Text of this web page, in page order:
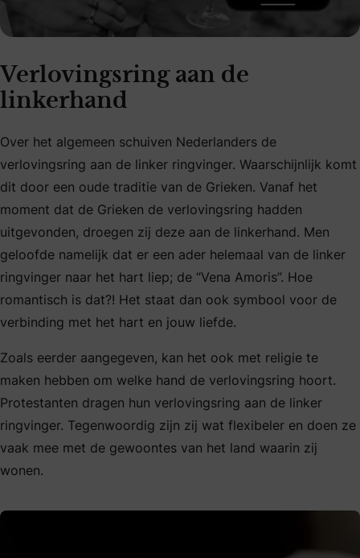
Verlovingsring aan de
linkerhand
Over het algemeen schuiven Nederlanders de
verlovingsring aan de linker ringvinger. Waarschijnlijk komt
dit door een oude traditie van de Grieken. Vanaf het
moment dat de Grieken de verlovingsring hadden
uitgevonden, droegen zij deze aan de linkerhand. Men
geloofde namelijk dat er een ader helemaal van de linker
ringvinger naar het hart liep; de “Vena Amoris”. Hoe
romantisch is dat?! Het staat dan ook symbool voor de
verbinding met het hart en jouw liefde.
Zoals eerder aangegeven, kan het ook met religie te
maken hebben om welke hand de verlovingsring hoort.
Protestanten dragen hun verlovingsring aan de linker
ringvinger. Tegenwoordig zijn zij wat flexibeler en doen ze
vaak mee met de gewoontes van het land waarin zij
wonen.